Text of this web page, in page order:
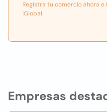
Empresas
Registra tu comercio ahora
iGlobal.